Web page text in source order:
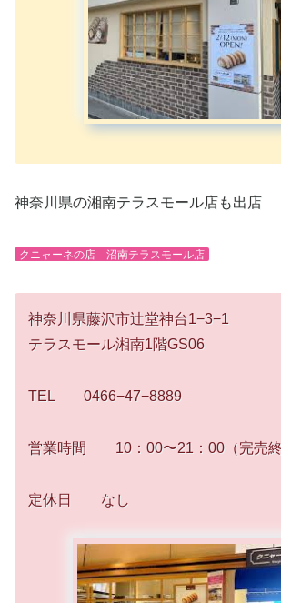
神奈川県の湘南テラスモール店も出店
クニャーネの店 沼南テラスモール店
神奈川県藤沢市辻堂神台1−3−1
テラスモール湘南1階GS06
TEL 0466−47−8889
営業時間 10：00〜21：00（完売終
定休日 なし